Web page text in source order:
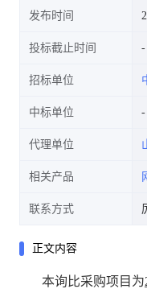
发布时间
投标截止时间
招标单位
中标单位
代理单位
相关产品
联系方式
正文内容
本询比采购项目为